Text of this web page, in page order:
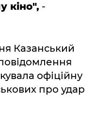
кіно", -
Казанський
офіційну
про удар